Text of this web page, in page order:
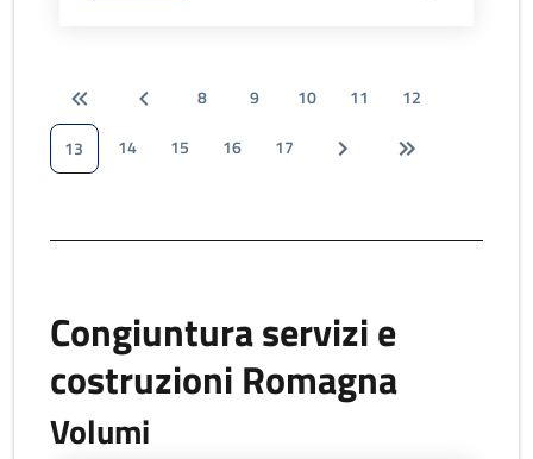
8 9 10 11
12
13
14 15 16 17
Congiuntura servizi e
costruzioni Romagna
Volumi